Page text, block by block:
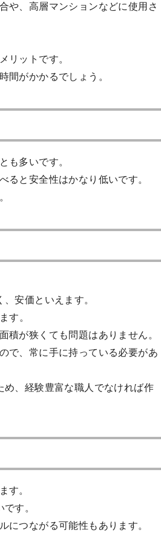
や、高層マンションなどに使用さ
リットです。
間がかかるでしょう。
も多いです。
ると安全性はかなり低いです。
安価といえます。
す。
積が狭くても問題はありません。
で、常に手に持っている必要があ
、経験豊富な職人でなければ作
す。
す。
につながる可能性もあります。